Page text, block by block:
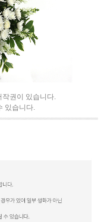
작권이 있습니다.
있습니다.